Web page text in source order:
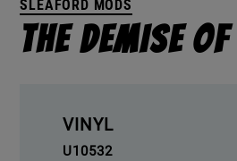
SLEAFORD MODS
THE DEMISE
VINYL
U10532